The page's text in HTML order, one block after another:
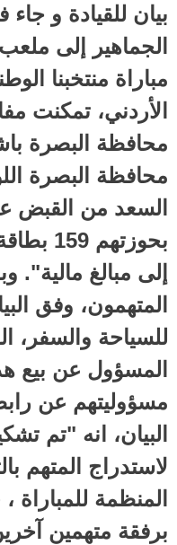
بيان للقيادة و جاء
الجماهير إلى
مباراة منتخبنا
الأردني، تمكنت
محافظة البصرة
محافظة البصرة
السعد من القبض
إلى مبالغ مالية".
المتهمون، وفق
للسياحة والسفر،
المسؤول عن بيع
مسؤوليتهم عن
البيان، انه "تم
لاستدراج المتهم
المنظمة
برفقة متهمين